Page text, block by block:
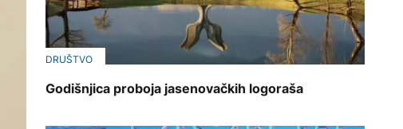
DRUŠTVO
Godišnjica proboja jasenovačkih logoraša